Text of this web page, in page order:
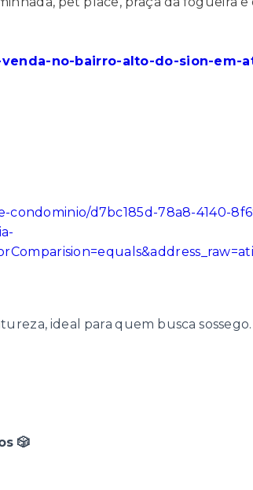
no-bairro-alto-do-sion-em-
d7bc185d-78a8-4140-
ideal para quem busca sossego.
🎲